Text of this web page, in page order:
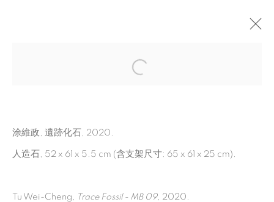
涂維政 個展
MANAGE COOKIES
涂維政, 遺跡化石, 2020.
人造石, 52 x 61 x 5.5 cm (含支架尺寸: 65 x 61 x 25 cm).
Tu Wei-Cheng, Trace Fossil - MB 09, 2020.